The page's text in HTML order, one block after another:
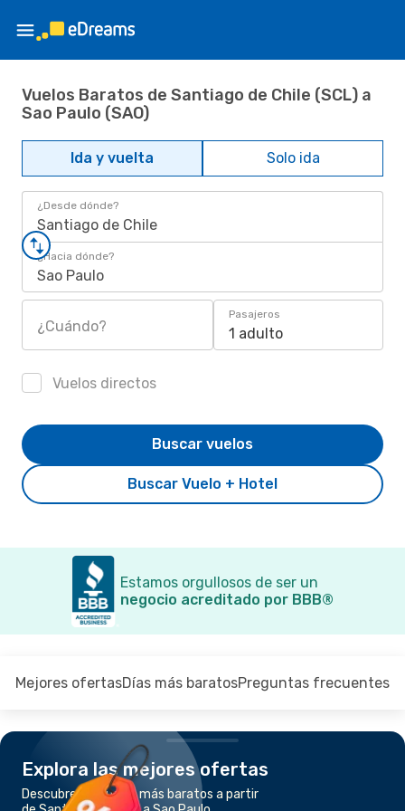
Vuelos Baratos de Santiago de Chile (SCL) a
Sao Paulo (SAO)
Ida y vuelta Solo ida
¿Desde dónde?
Santiago de Chile
¿Hacia dónde?
Sao Paulo
¿Cuándo?
Pasajeros
1 adulto
Vuelos directos
Buscar Vuelo + Hotel
Buscar vuelos
Estamos orgullosos de ser un
negocio acreditado por BBB®
Mejores ofertasDías más baratosPreguntas frecuentes
Explora las mejores ofertas
Descubre los vuelos más baratos a partir